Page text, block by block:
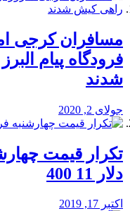
مسافران کرجی
فرودگاه پیام
شدند
جولای 2, 2020
تکرار قیمت
دلار 11 400
اکتبر 17, 2019